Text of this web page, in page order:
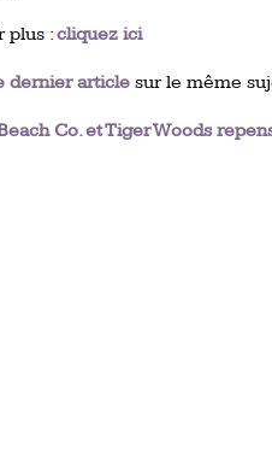
plus :cliquez ici
dernier article sur le même
Co. et Tiger Woods